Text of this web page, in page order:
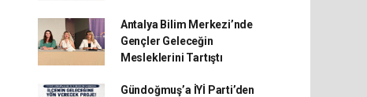
Antalya Bilim Merkezi’nde
Gençler Geleceğin
Mesleklerini Tartıştı
Gündoğmuş’a İYİ Parti’den